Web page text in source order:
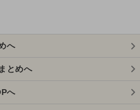
へ
とめへ
へ